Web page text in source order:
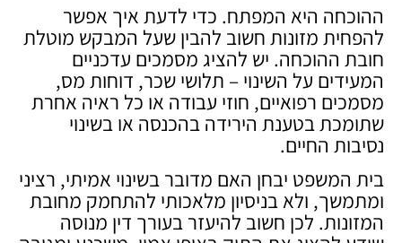
ההוכחה היא המפתח. כדי לדעת איך אפשר
להפחית מזונות חשוב להבין שעל המבקש מוטלת
חובת ההוכחה. יש להציג מסמכים עדכניים
המעידים על השינוי – תלושי שכר, דוחות מס,
מסמכים רפואיים, חוזי עבודה או כל ראיה אחרת
שתומכת בטענת הירידה בהכנסה או בשינוי
נסיבות החיים.
בית המשפט יבחן האם מדובר בשינוי אמיתי, רציני
ומתמשך, ולא בניסיון מלאכותי להתחמק מחובת
המזונות. לכן חשוב להיעזר בעורך דין מנוסה